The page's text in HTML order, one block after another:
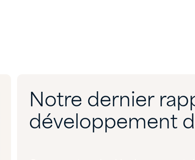
Notre dernier
développement